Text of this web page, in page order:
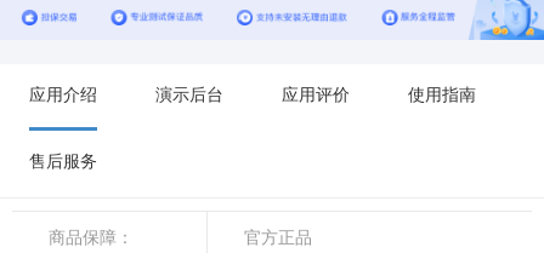
应用介绍 演示后台 应用评价 使用指南
售后服务
商品保障： 官方正品